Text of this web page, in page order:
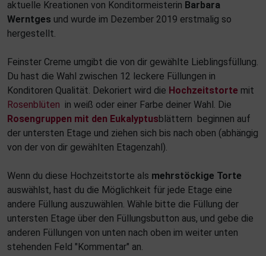
aktuelle Kreationen von Konditormeisterin Barbara
Werntges und wurde im Dezember 2019 erstmalig so
hergestellt.
Feinster Creme umgibt die von dir gewählte Lieblingsfüllung.
Du hast die Wahl zwischen 12 leckere Füllungen in
Konditoren Qualität. Dekoriert wird die Hochzeitstorte mit
Rosenblüten in weiß oder einer Farbe deiner Wahl. Die
Rosengruppen mit den Eukalyptusblättern beginnen auf
der untersten Etage und ziehen sich bis nach oben (abhängig
von der von dir gewählten Etagenzahl).
Wenn du diese Hochzeitstorte als mehrstöckige Torte
auswählst, hast du die Möglichkeit für jede Etage eine
andere Füllung auszuwählen. Wähle bitte die Füllung der
untersten Etage über den Füllungsbutton aus, und gebe die
anderen Füllungen von unten nach oben im weiter unten
stehenden Feld "Kommentar" an.